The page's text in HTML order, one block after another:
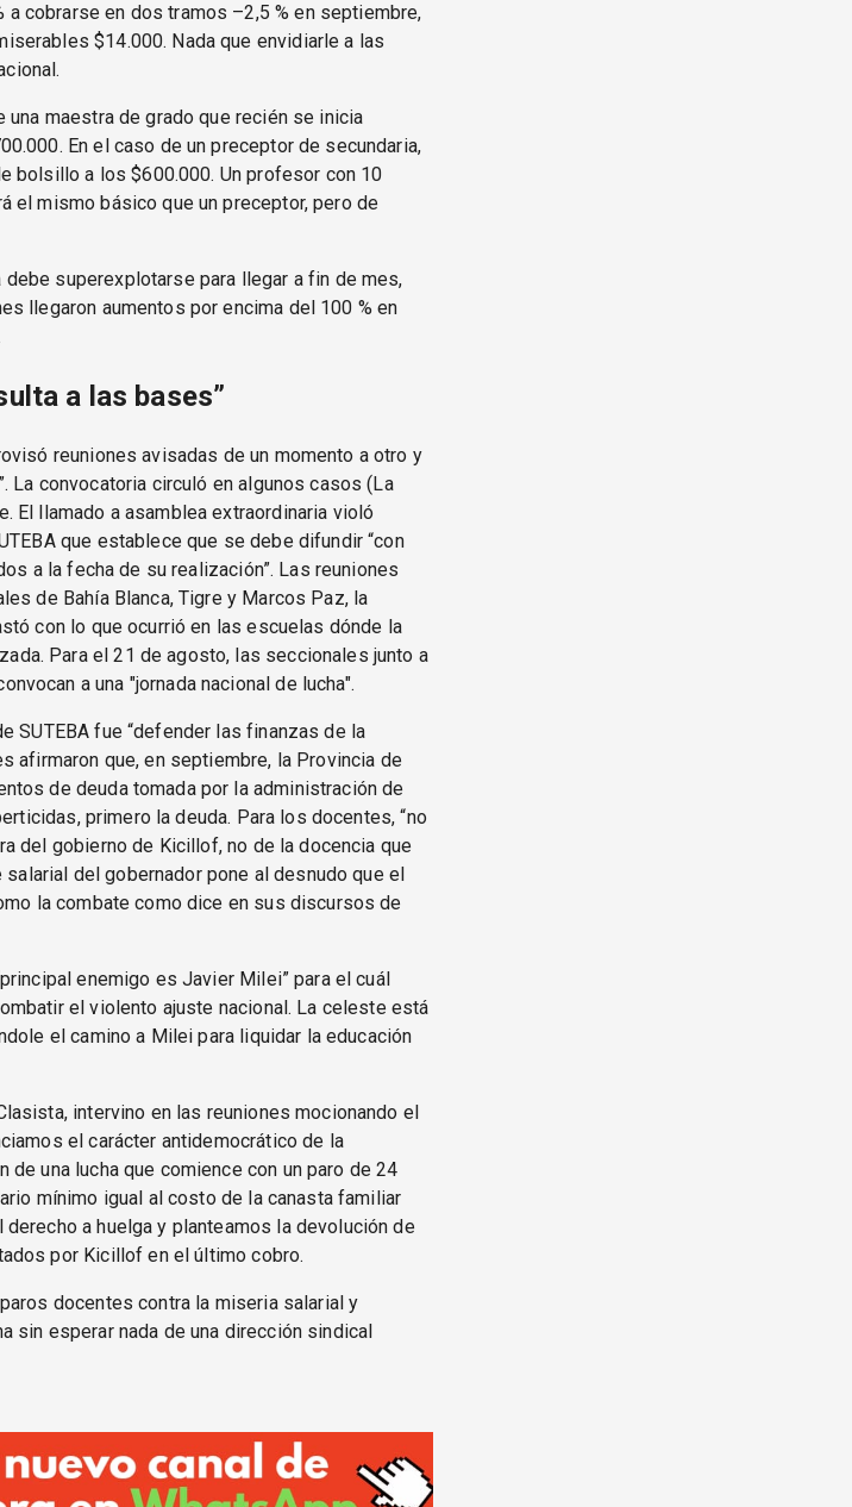
a cobrarse en dos tramos –2,5 % en septiembre,
$14.000. Nada que envidiarle a las
maestra de grado que recién se inicia
En el caso de un preceptor de secundaria,
bolsillo a los $600.000. Un profesor con 10
el mismo básico que un preceptor, pero de
superexplotarse para llegar a fin de mes,
llegaron aumentos por encima del 100 % en
a las bases”
reuniones avisadas de un momento a otro y
La convocatoria circuló en algunos casos (La
El llamado a asamblea extraordinaria violó
que establece que se debe difundir “con
a la fecha de su realización”. Las reuniones
de Bahía Blanca, Tigre y Marcos Paz, la
con lo que ocurrió en las escuelas dónde la
Para el 21 de agosto, las seccionales junto a
a una "jornada nacional de lucha".
SUTEBA fue “defender las finanzas de la
afirmaron que, en septiembre, la Provincia de
de deuda tomada por la administración de
primero la deuda. Para los docentes, “no
del gobierno de Kicillof, no de la docencia que
del gobernador pone al desnudo que el
la combate como dice en sus discursos de
enemigo es Javier Milei” para el cuál
el violento ajuste nacional. La celeste está
el camino a Milei para liquidar la educación
intervino en las reuniones mocionando el
el carácter antidemocrático de la
una lucha que comience con un paro de 24
mínimo igual al costo de la canasta familiar
a huelga y planteamos la devolución de
por Kicillof en el último cobro.
docentes contra la miseria salarial y
sin esperar nada de una dirección sindical